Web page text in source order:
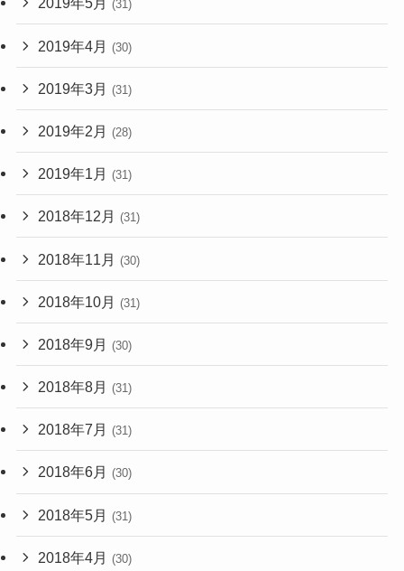
(31)
2019年4月 (30)
2019年3月 (31)
2019年2月 (28)
2019年1月 (31)
2018年12月 (31)
2018年11月 (30)
2018年10月 (31)
2018年9月 (30)
2018年8月 (31)
2018年7月 (31)
2018年6月 (30)
2018年5月 (31)
2018年4月 (30)